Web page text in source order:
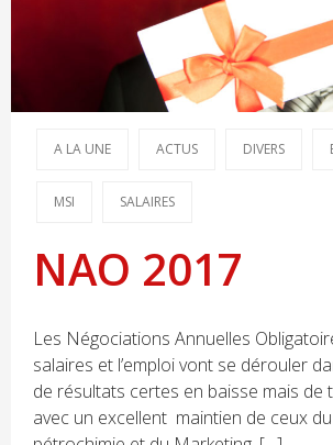
A LA UNE ACTUS DIVERS
MSI SALAIRES
NAO 2017
Les Négociations Annuelles
salaires et l’emploi vont se dérouler
de résultats certes en baisse mais de
avec un excellent maintien de ceux